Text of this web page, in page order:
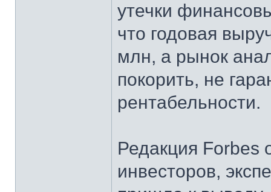
утечки
что годовая
млн, а рынок
покорить, не
рентабельности.
Редакция Forbes
инвесторов,